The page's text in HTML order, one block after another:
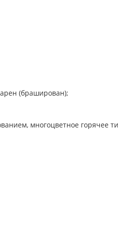
(браширован);
многоцветное горячее